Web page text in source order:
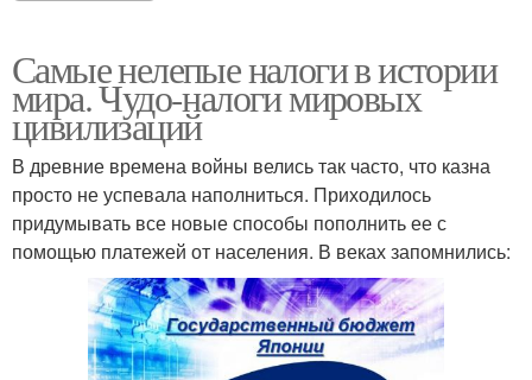
Самые нелепые налоги в истории
мира. Чудо-налоги мировых
цивилизаций
В древние времена войны велись так часто, что казна
просто не успевала наполниться. Приходилось
придумывать все новые способы пополнить ее с
помощью платежей от населения. В веках запомнились: